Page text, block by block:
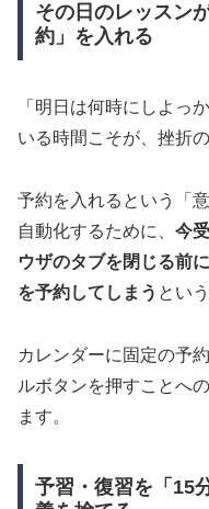
その日のレッスン
約」を入れる
「明日は何時にしよっ
いる時間こそが、挫折
予約を入れるという「
自動化するために、 今
ウザのタブを閉じる前
を予約してしまう とい
カレンダーに固定の予
ルボタンを押すことへ
ます。
予習・復習を「15